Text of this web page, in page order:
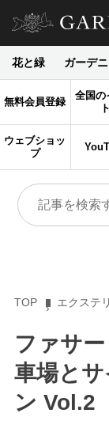
花と緑 ガーデ
無料会員登録
全国の
ト
ウェブショッ
プ
TOP エクステ
ファサ
車場と
ン Vol.2